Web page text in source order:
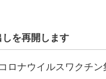
を再開します
ロナウイルスワクチン